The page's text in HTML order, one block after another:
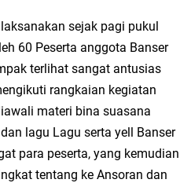
Lewat Pemanfaatan Gedung C
Gowes dan Pasar Ahad
sejak pagi pukul
60 Peserta anggota Banser
terlihat sangat antusias
rangkaian kegiatan
materi bina suasana
lagu Lagu serta yell Banser
para peserta, yang kemudian
tentang ke Ansoran dan